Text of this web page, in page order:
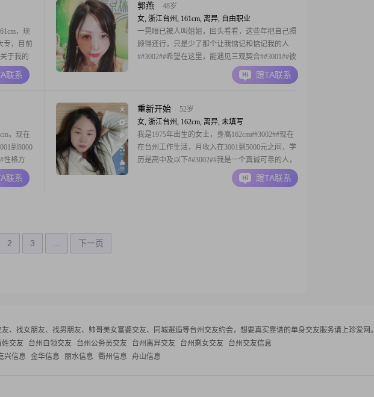
事情
，现
专，目前
于我的
但心思
我是一
联系
郭燕
48岁
女, 浙江台州, 161cm, 离异, 自由职业
一晃眼已被人叫姐姐，回头看看，这些年把自己照
顾得还行，只是少了那个让我惦记和惦记我的人
##3002##希望在这里，能遇见三观契合##3001##彼
跟TA联系
，现在
到8000
性格方
较平和
候，能
联系
重新开始
52岁
女, 浙江台州, 162cm, 离异, 未填写
我是1975年出生的女士，身高162cm##3002##现在
在台州工作生活，月收入在3001到5000元之间，学
历是高中及以下##3002##我是一个真诚可靠的人，
觉得两个人相处最重要的就是实在##3002##平时我
有跑步健身的习惯，也喜欢看看电影##3001##追追
跟TA联系
2 3 下一页
、找女朋友、找男朋友、帅哥美女富婆交友、同城邂逅等台州交友约会，想要真实靠谱的单身交友服务请上珍爱网。
姓交友 台州白领交友 台州公务员交友 台州离异交友 台州剩女交友
台州交友信息
兴信息 金华信息 丽水信息 衢州信息 舟山信息